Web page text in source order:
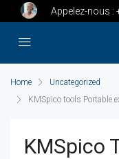
Appelez-nous :
Home
Uncategorized
KMSpico tools Portable
KMSpico